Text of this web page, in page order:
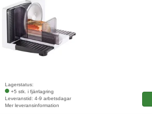
Lagerstatus:
+5 stk. i fjärrlagring
Leveranstid: 4-9 arbetsdagar
Mer leveransinformation